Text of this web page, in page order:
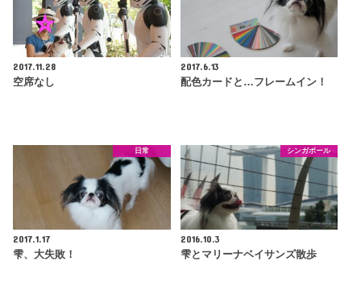
2017.11.28
空席なし
2017.6.13
配色カードと…フレームイン！
日常
2017.1.17
雫、大失敗！
シンガポール
2016.10.3
雫とマリーナベイサンズ散歩